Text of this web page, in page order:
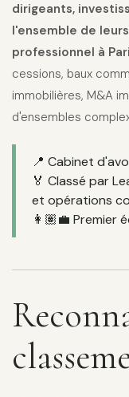
dirigeants,
l'ensemble de
professionnel à
cessions, baux
immobilières, M&A
d'ensembles
📍 Cabinet
🏅 Classé par
et opérations
👩🏽‍💼 Premier